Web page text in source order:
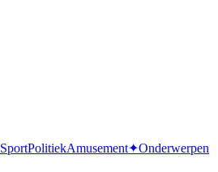
SportPolitiekAmusement✦Onderwerpen